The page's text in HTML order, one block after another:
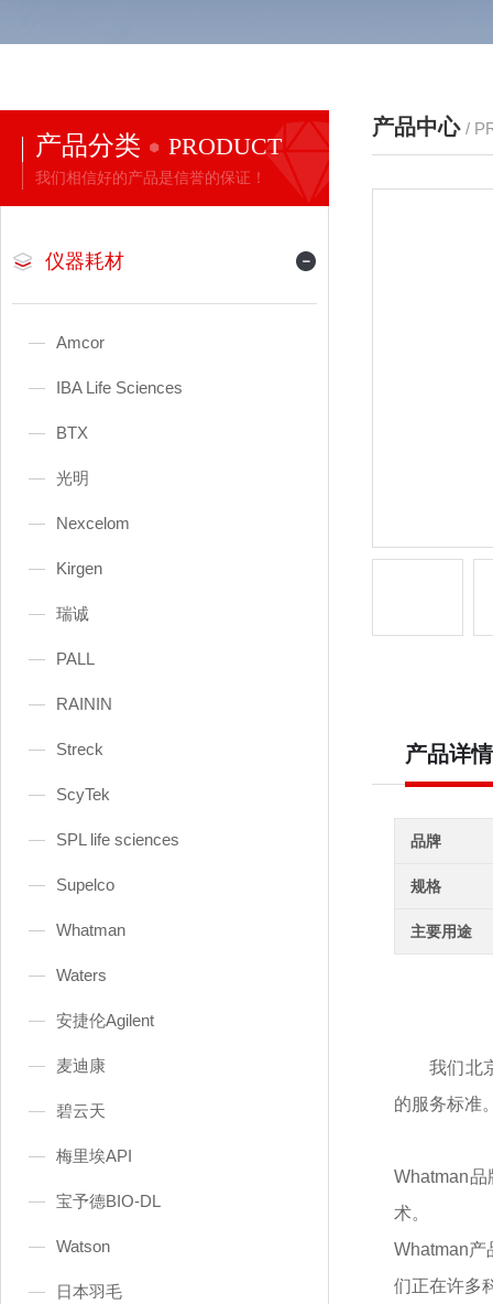
产品分类 PRODUCT
我们相信好的产品是信誉的保证！
仪器耗材
Amcor
IBA Life Sciences
BTX
光明
Nexcelom
Kirgen
瑞诚
PALL
RAININ
Streck
ScyTek
SPL life sciences
Supelco
Whatman
Waters
安捷伦Agilent
麦迪康
碧云天
梅里埃API
宝予德BIO-DL
Watson
日本羽毛
产品中心 /
产品详情
品牌
规格
主要用途
我们北
的服务标准
Whatman
术。
Whatman产
们正在许多